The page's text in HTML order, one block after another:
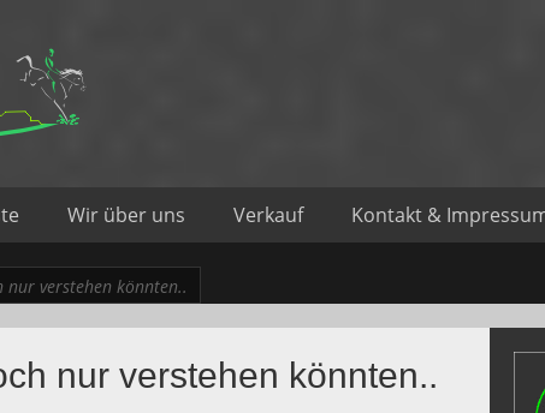
Wir über uns Verkauf Kontakt &
nur verstehen könnten..
nur verstehen könnten..